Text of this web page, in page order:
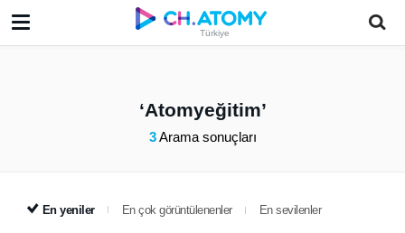
Türkiye
Atomyeğitim
3Arama sonuçları
En yeniler En çok görüntülenenler En sevilenler